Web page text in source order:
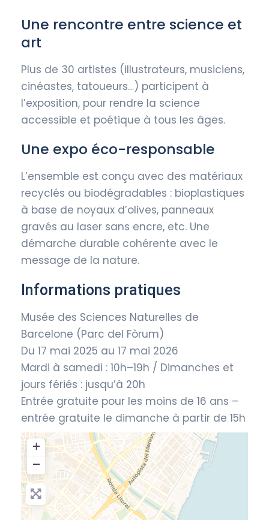
Une rencontre entre science et
art
Plus de 30 artistes (illustrateurs, musiciens,
cinéastes, tatoueurs…) participent à
l’exposition, pour rendre la science
accessible et poétique à tous les âges.
Une expo éco-responsable
L’ensemble est conçu avec des matériaux
recyclés ou biodégradables : bioplastiques
à base de noyaux d’olives, panneaux
gravés au laser sans encre, etc. Une
démarche durable cohérente avec le
message de la nature.
Informations pratiques
Musée des Sciences Naturelles de
Barcelone (Parc del Fòrum)
Du 17 mai 2025 au 17 mai 2026
Mardi à samedi : 10h–19h / Dimanches et
jours fériés : jusqu’à 20h
Entrée gratuite pour les moins de 16 ans –
entrée gratuite le dimanche à partir de 15h
+
−